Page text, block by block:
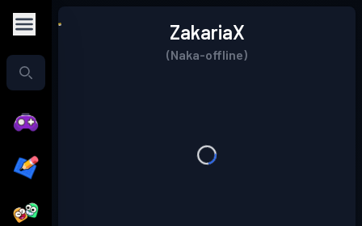
ZakariaX
(Naka-offline)